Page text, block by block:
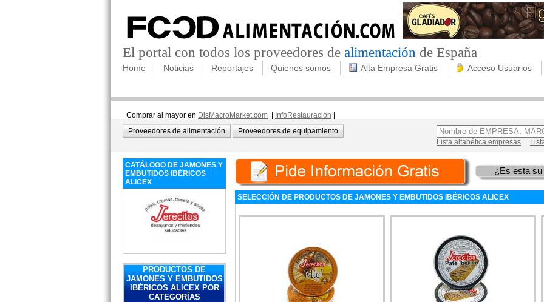
El portal con todos los proveedores de alimentación de España
Home Noticias Reportajes Quienes somos Alta Empresa Gratis Acceso Usuarios
Comprar al mayor en DisMacroMarket.com InfoRestauración
Proveedores de alimentación
Proveedores de equipamiento
Lista alfabética empresas
CATÁLOGO DE JAMONES Y
EMBUTIDOS IBÉRICOS
ALICEX
PRODUCTOS DE
JAMONES Y EMBUTIDOS
IBÉRICOS ALICEX POR
CATEGORÍAS
¿Es esta
SELECCIÓN DE PRODUCTOS DE JAMONES Y EMBUTIDOS IBÉRICOS ALICEX